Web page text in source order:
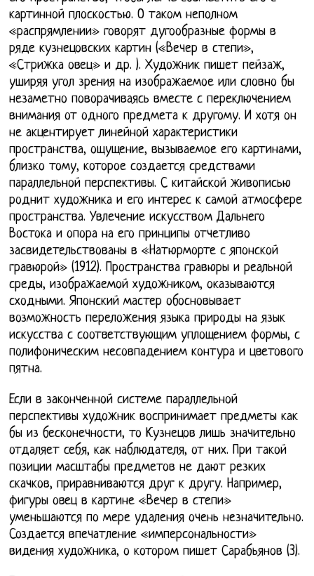
картинной плоскостью. О таком неполном
«распрямлении» говорят дугообразные формы в
ряде кузнецовских картин («Вечер в степи»,
«Стрижка овец» и др. ). Художник пишет пейзаж,
уширяя угол зрения на изображаемое или словно бы
незаметно поворачиваясь вместе с переключением
внимания от одного предмета к другому. И хотя он
не акцентирует линейной характеристики
пространства, ощущение, вызываемое его картинами,
близко тому, которое создается средствами
параллельной перспективы. С китайской живописью
роднит художника и его интерес к самой атмосфере
пространства. Увлечение искусством Дальнего
Востока и опора на его принципы отчетливо
засвидетельствованы в «Натюрморте с японской
гравюрой» (1912). Пространства гравюры и реальной
среды, изображаемой художником, оказываются
сходными. Японский мастер обосновывает
возможность переложения языка природы на язык
искусства с соответствующим уплощением формы, с
полифоническим несовпадением контура и цветового
пятна.
Если в законченной системе параллельной
перспективы художник воспринимает предметы как
бы из бесконечности, то Кузнецов лишь значительно
отдаляет себя, как наблюдателя, от них. При такой
позиции масштабы предметов не дают резких
скачков, приравниваются друг к другу. Например,
фигуры овец в картине «Вечер в степи»
уменьшаются по мере удаления очень незначительно.
Создается впечатление «имперсональности»
видения художника, о котором пишет Сарабьянов (3).